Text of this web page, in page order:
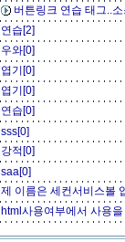
버튼링크 연습 태그..소
연습[2]
우와[0]
엽기[0]
엽기[0]
연습[0]
sss[0]
강적[0]
saa[0]
제 이름은 세컨서비스볼
html사용여부에서 사용